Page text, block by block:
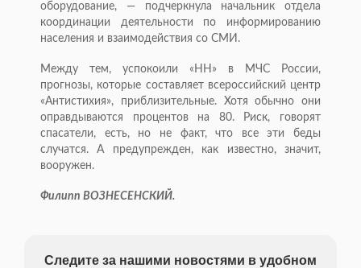
оборудование, — подчеркнула начальник отдела
координации деятельности по информированию
населения и взаимодействия со СМИ.
Между тем, успокоили «НН» в МЧС России,
прогнозы, которые составляет всероссийский центр
«Антистихия», приблизительные. Хотя обычно они
оправдываются процентов на 80. Риск, говорят
спасатели, есть, но не факт, что все эти беды
случатся. А предупрежден, как известно, значит,
вооружен.
Филипп ВОЗНЕСЕНСКИЙ.
Следите за нашими новостями в удобном